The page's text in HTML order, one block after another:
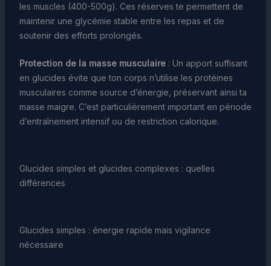
les muscles (400-500g). Ces réserves te permettent de
maintenir une glycémie stable entre les repas et de
soutenir des efforts prolongés.
Protection de la masse musculaire: Un apport suffisant
en glucides évite que ton corps n’utilise les protéines
musculaires comme source d’énergie, préservant ainsi ta
masse maigre. C’est particulièrement important en période
d’entraînement intensif ou de restriction calorique.
Glucides simples et glucides complexes : quelles
différences
Glucides simples : énergie rapide mais vigilance
nécessaire